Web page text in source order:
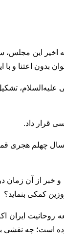
این
اعتنا و
علیه‌السلام،
قرار داد.
چهلم هجری
از آن
کمکی بنماید؟
ایران
چه نقشی